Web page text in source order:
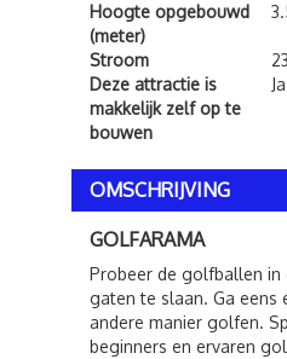
Hoogte opgebouwd
(meter)
Stroom
Deze attractie is
makkelijk zelf op te
bouwen
Ja
OMSCHRIJVING
GOLFARAMA
Probeer de golfballen in
gaten te slaan. Ga eens
andere manier golfen.
beginners en ervaren